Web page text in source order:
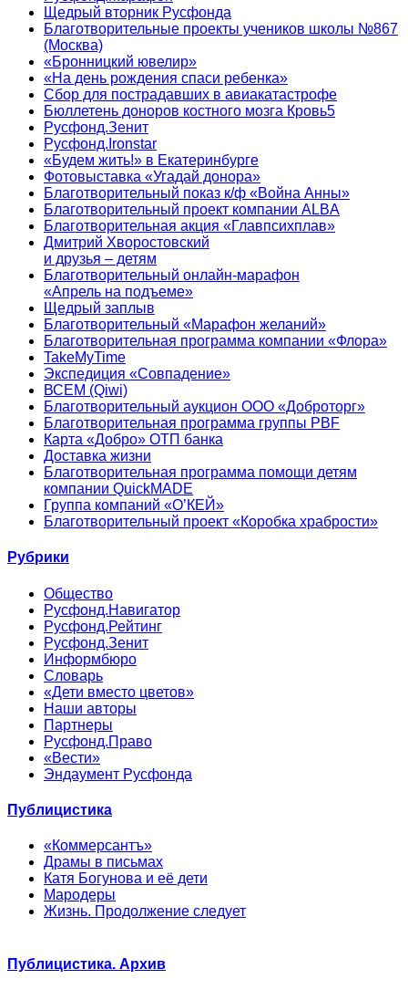
Щедрый вторник Русфонда
Благотворительные проекты учеников школы №867
(Москва)
«Бронницкий ювелир»
«На день рождения спаси ребенка»
Сбор для пострадавших в авиакатастрофе
Бюллетень доноров костного мозга Кровь5
Русфонд.Зенит
Русфонд.Ironstar
«Будем жить!» в Екатеринбурге
Фотовыставка «Угадай донора»
Благотворительный показ к/ф «Война Анны»
Благотворительный проект компании ALBA
Благотворительная акция «Главпсихплав»
Дмитрий Хворостовский
и друзья – детям
Благотворительный онлайн‑марафон
«Апрель на подъеме»
Щедрый заплыв
Благотворительный «Марафон желаний»
Благотворительная программа компании «Флора»
TakeMyTime
Экспедиция «Совпадение»
ВСЕМ (Qiwi)
Благотворительный аукцион ООО «Доброторг»
Благотворительная программа группы PBF
Карта «Добро» ОТП банка
Доставка жизни
Благотворительная программа помощи детям
компании QuickMADE
Группа компаний «О’КЕЙ»
Благотворительный проект «Коробка храбрости»
Рубрики
Общество
Русфонд.Навигатор
Русфонд.Рейтинг
Русфонд.Зенит
Информбюро
Словарь
«Дети вместо цветов»
Наши авторы
Партнеры
Русфонд.Право
«Вести»
Эндаумент Русфонда
Публицистика
«Коммерсантъ»
Драмы в письмах
Катя Богунова и её дети
Мародеры
Жизнь. Продолжение следует
Публицистика. Архив